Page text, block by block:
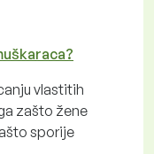
vlastitih
zašto žene
sporije